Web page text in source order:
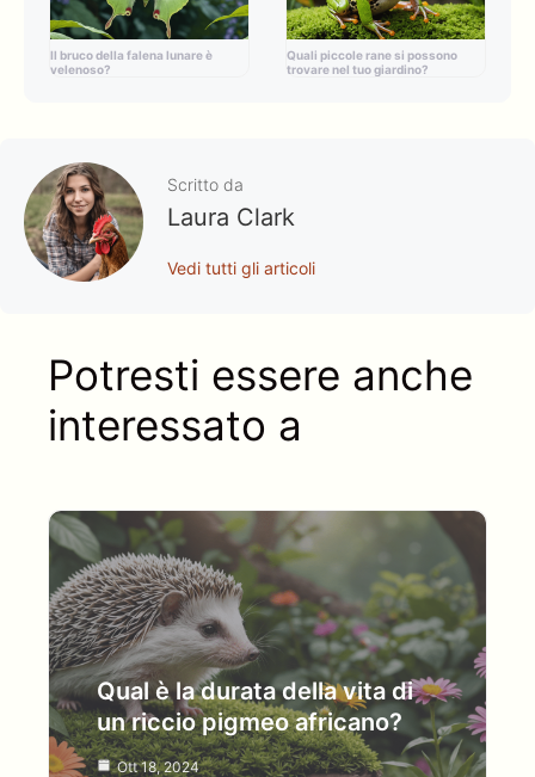
Il bruco della falena lunare è
velenoso?
Quali piccole rane si possono
trovare nel tuo giardino?
Scritto da
Laura Clark
Vedi tutti gli articoli
Potresti essere anche
interessato a
Qual è la durata della vita di
un riccio pigmeo africano?
Ott 18, 2024